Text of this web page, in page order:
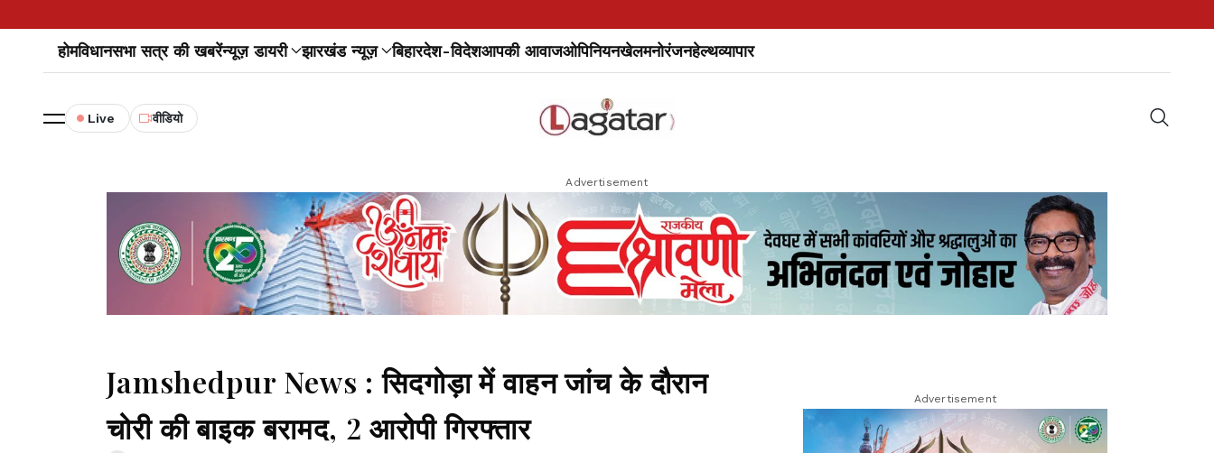
होमविधानसभा सत्र की खबरेंन्यूज़ डायरी झारखंड न्यूज़ बिहारदेश-विदेशआपकी आवाजओपिनियनखेलमनोरंजनहेल्थव्यापार
Live वीडियो
Advertisement
Jamshedpur News : सिदगोड़ा में वाहन जांच के दौरान
चोरी की बाइक बरामद, 2 आरोपी गिरफ्तार
Advertisement